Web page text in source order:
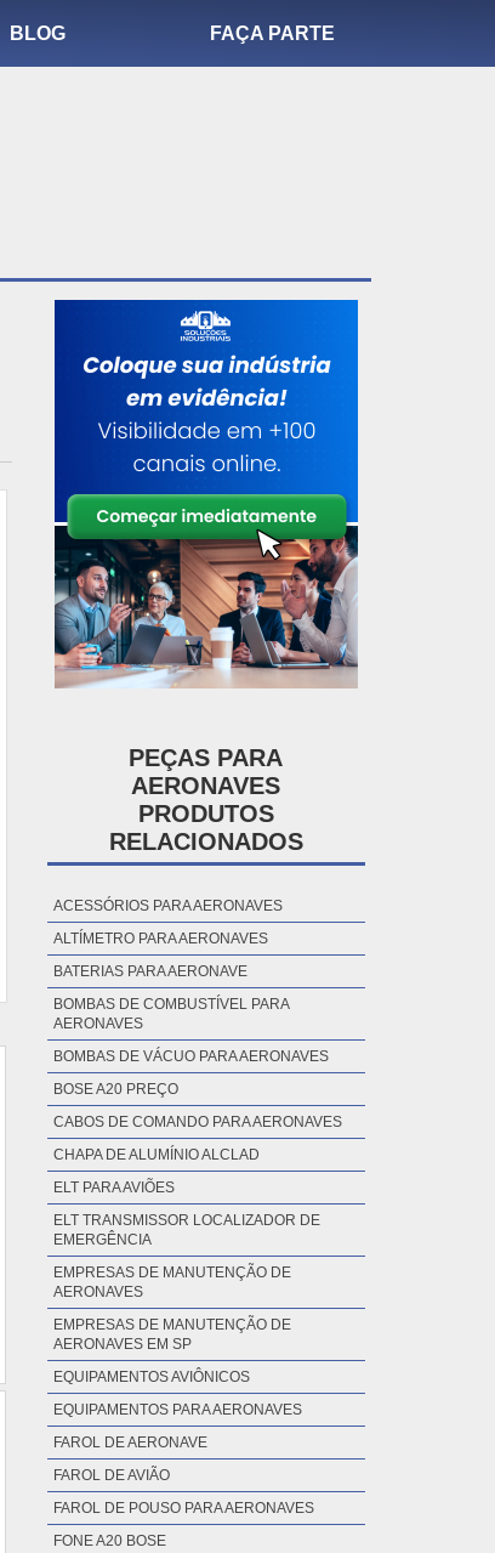
BLOG FAÇA PARTE
PEÇAS PARA
AERONAVES
PRODUTOS
RELACIONADOS
ACESSÓRIOS PARA AERONAVES
ALTÍMETRO PARA AERONAVES
BATERIAS PARA AERONAVE
BOMBAS DE COMBUSTÍVEL PARA
AERONAVES
BOMBAS DE VÁCUO PARA AERONAVES
BOSE A20 PREÇO
CABOS DE COMANDO PARA AERONAVES
CHAPA DE ALUMÍNIO ALCLAD
ELT PARA AVIÕES
ELT TRANSMISSOR LOCALIZADOR DE
EMERGÊNCIA
EMPRESAS DE MANUTENÇÃO DE
AERONAVES
EMPRESAS DE MANUTENÇÃO DE
AERONAVES EM SP
EQUIPAMENTOS AVIÔNICOS
EQUIPAMENTOS PARA AERONAVES
FAROL DE AERONAVE
FAROL DE AVIÃO
FAROL DE POUSO PARA AERONAVES
FONE A20 BOSE